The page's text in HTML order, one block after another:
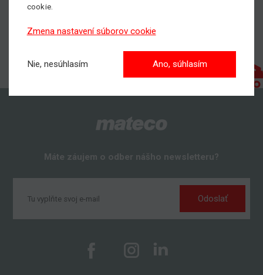
Máte záujem o odber nášho newsletteru?
Odoslať
cookie.
Zmena nastavení súborov cookie
Nie, nesúhlasím Ano, súhlasím